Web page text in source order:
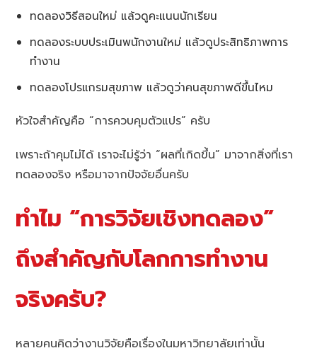
ทดลองวิธีสอนใหม่ แล้วดูคะแนนนักเรียน
ทดลองระบบประเมินพนักงานใหม่ แล้วดูประสิทธิภาพการ
ทำงาน
ทดลองโปรแกรมสุขภาพ แล้วดูว่าคนสุขภาพดีขึ้นไหม
หัวใจสำคัญคือ “การควบคุมตัวแปร” ครับ
เพราะถ้าคุมไม่ได้ เราจะไม่รู้ว่า “ผลที่เกิดขึ้น” มาจากสิ่งที่เรา
ทดลองจริง หรือมาจากปัจจัยอื่นครับ
ทำไม “การวิจัยเชิงทดลอง”
ถึงสำคัญกับโลกการทำงาน
จริงครับ?
หลายคนคิดว่างานวิจัยคือเรื่องในมหาวิทยาลัยเท่านั้น